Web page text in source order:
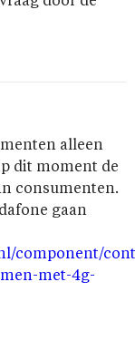
alleen
dit moment de
consumenten.
gaan
component/
met-4g-